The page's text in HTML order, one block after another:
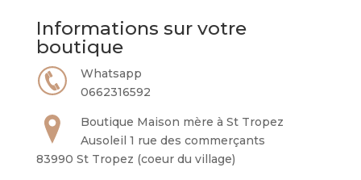
Informations sur votre
boutique
Whatsapp
0662316592
Boutique Maison mère à St Tropez
Ausoleil 1 rue des commerçants
83990 St Tropez (coeur du village)